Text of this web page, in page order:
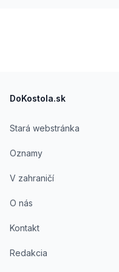
civilných periodikách
DoKostola.sk
Stará webstránka
Oznamy
V zahraničí
O nás
Kontakt
Redakcia